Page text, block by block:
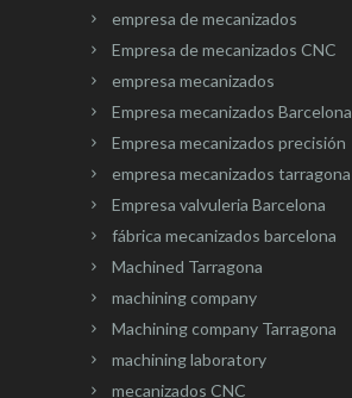
empresa de mecanizados
Empresa de mecanizados CNC
empresa mecanizados
Empresa mecanizados Barcelona
Empresa mecanizados precisión
empresa mecanizados tarragona
Empresa valvuleria Barcelona
fábrica mecanizados barcelona
Machined Tarragona
machining company
Machining company Tarragona
machining laboratory
mecanizados CNC